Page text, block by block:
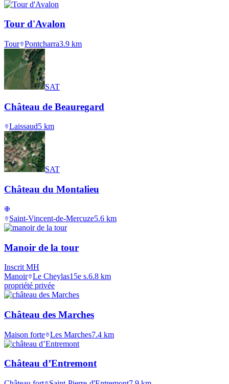
Tour d'Avalon
Tour Pontcharra3.9 km
SAT
Château de Beauregard
Laissaud5 km
SAT
Château du Montalieu
Saint-Vincent-de-Mercuze5.6 km
Manoir de la tour
Inscrit MH
Manoir Le Cheylas15e s.6.8 km
propriété privée
Château des Marches
Maison forte Les Marches7.4 km
Château d’Entremont